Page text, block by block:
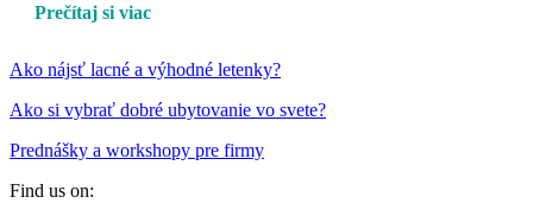
Prečítaj si viac
Ako nájsť lacné a výhodné letenky?
Ako si vybrať dobré ubytovanie vo svete?
Prednášky a workshopy pre firmy
Find us on: